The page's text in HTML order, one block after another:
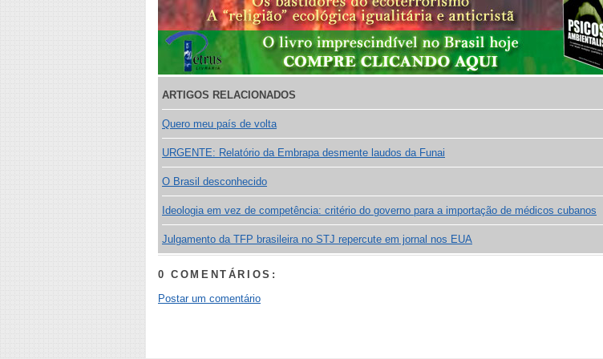
ARTIGOS RELACIONADOS
Quero meu país de volta
URGENTE: Relatório da Embrapa desmente laudos da Funai
O Brasil desconhecido
Ideologia em vez de competência: critério do governo para a importação de médicos cubanos
Julgamento da TFP brasileira no STJ repercute em jornal nos EUA
0 COMENTÁRIOS:
Postar um comentário